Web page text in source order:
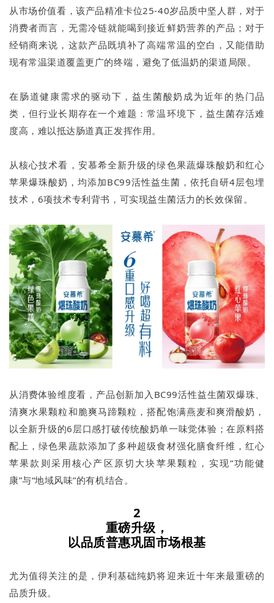
从市场价值看，该产品精准卡位25-40岁品质中坚人群，对于
消费者而言，无需冷链就能喝到接近鲜奶营养的产品；对于
经销商来说，这款产品既填补了高端常温的空白，又能借助
现有常温渠道覆盖更广的终端，避免了低温奶的渠道局限。
在肠道健康需求的驱动下，益生菌酸奶成为近年的热门品
类，但行业长期存在一个难题：常温环境下，益生菌存活难
度高，难以抵达肠道真正发挥作用。
从核心技术看，安慕希全新升级的绿色果蔬爆珠酸奶和红心
苹果爆珠酸奶，均添加BC99活性益生菌，依托自研4层包埋
技术，6项技术专利背书，可实现益生菌活力的长效保留。
从消费体验维度看，产品创新加入BC99活性益生菌双爆珠、
清爽水果颗粒和脆爽马蹄颗粒，搭配饱满燕麦和爽滑酸奶，
以全新升级的6层口感打破传统酸奶单一味觉体验；在原料搭
配上，绿色果蔬款添加了多种超级食材强化膳食纤维，红心
苹果款则采用核心产区原切大块苹果颗粒，实现“功能健
康”与“地域风味”的有机结合。
2
重磅升级，
以品质普惠巩固市场根基
尤为值得关注的是，伊利基础纯奶将迎来近十年来最重磅的
品质升级。